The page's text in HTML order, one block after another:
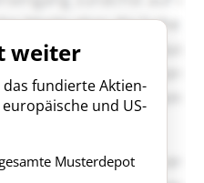
weiter
das fundierte Aktien-
und US-
Musterdepot